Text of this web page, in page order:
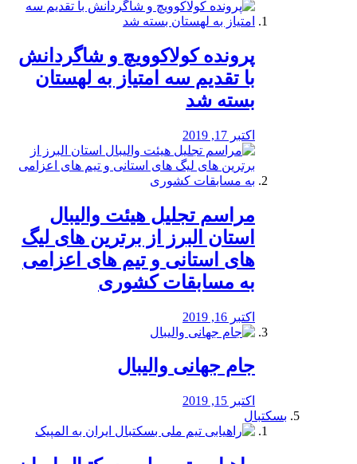
پرونده کولاکوویچ و شاگردانش
با تقدیم سه امتیاز به لهستان
بسته شد
اکتبر 17, 2019
مراسم تجلیل هیئت والیبال
استان البرز از برترین های لیگ
های استانی و تیم های اعزامی
به مسابقات کشوری
اکتبر 16, 2019
جام جهانی والیبال
اکتبر 15, 2019
بسکتبال